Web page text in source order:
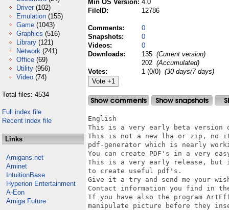
Driver (102)
Emulation (155)
Game (1043)
Graphics (516)
Library (121)
Network (241)
Office (69)
Utility (956)
Video (74)
Total files: 4534
Full index file
Recent index file
Links
Amigans.net
Aminet
IntuitionBase
Hyperion Entertainment
A-Eon
Amiga Future
Min OS Version: 4.0
FileID:
12786
Comments:
0
Snapshots:
0
Videos:
0
Downloads:
135 (Current version)
202 (Accumulated)
Votes:
1 (0/0) (30 days/7 days)
English
This is a very early beta version of
This is not a new lha or zip, no
pdf-generator which is nearly
You can create PDF's in a very
This is a very early release,
to create useful pdf's.
Give it a try and send me your
Contact information you find in
If you have also the program
manipulate picture before they